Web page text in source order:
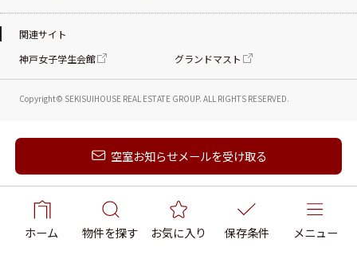
新着メールを受け取る
ホーム 物件を探す お気に入り 保存条件 メニュー
空室お知らせメールを受け取る
Copyright© SEKISUIHOUSE REAL ESTATE GROUP. ALL RIGHTS RESERVED.
関連サイト
神戸女子学生会館
グランドマスト